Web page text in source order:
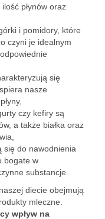
płynów oraz
i pomidory, które
czyni je idealnym
się
nasze
czy kefiry są
a także białka oraz
się do nawodnienia
bogate w
substancje.
diecie obejmują
mleczne.
wpływ na